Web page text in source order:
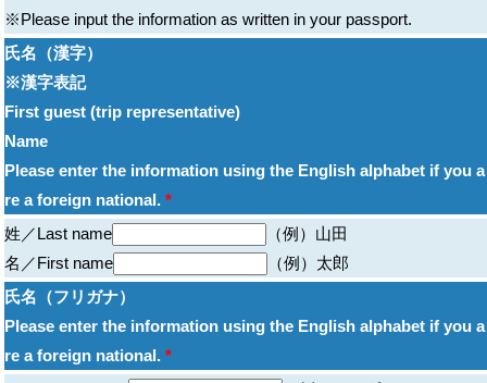
※Please input the information as written in your passport.
氏名（漢字）
※漢字表記
First guest (trip representative)
Name
Please enter the information using the English alphabet if you a
re a foreign national. *
姓／Last name
（例）山田
名／First name
（例）太郎
氏名（フリガナ）
Please enter the information using the English alphabet if you a
re a foreign national. *